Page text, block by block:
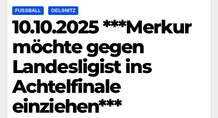
FUSSBALL OELSNITZ
10.10.2025 ***Merkur
möchte gegen
Landesligist ins
Achtelfinale
einziehen***